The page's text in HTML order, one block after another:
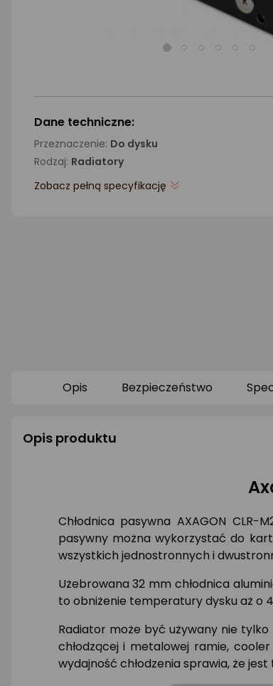
Dane techniczne:
Przeznaczenie: Do dysku
Rodzaj: Radiatory
Zobacz pełną specyfikację
Opis Bezpieczeństwo
Opis produktu
Chłodnica pasywna AXAGON CLR-
pasywny można wykorzystać do
wszystkich jednostronnych i
Użebrowana 32 mm chłodnica
to obniżenie temperatury dysku aż o
Radiator może być używany nie tylko
chłodzącej i metalowej ramie,
wydajność chłodzenia sprawia, że